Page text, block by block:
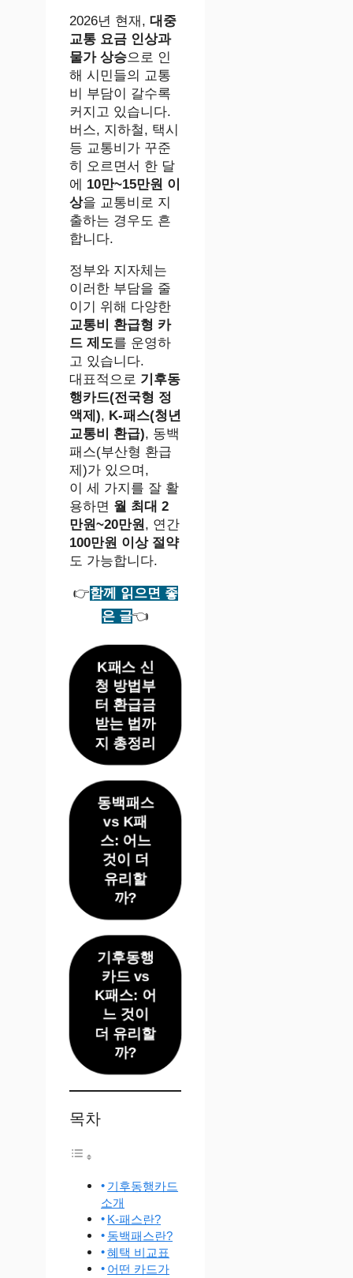
2026년 현재, 대중
교통 요금 인상과
물가 상승으로 인
해 시민들의 교통
비 부담이 갈수록
커지고 있습니다.
버스, 지하철, 택시
등 교통비가 꾸준
히 오르면서 한 달
에 10만~15만원 이
상을 교통비로 지
출하는 경우도 흔
합니다.
정부와 지자체는
이러한 부담을 줄
이기 위해 다양한
교통비 환급형 카
드 제도를 운영하
고 있습니다.
대표적으로 기후동
행카드(전국형 정
액제), K-패스(청년
교통비 환급), 동백
패스(부산형 환급
제)가 있으며,
이 세 가지를 잘 활
용하면 월 최대 2
만원~20만원 , 연간
100만원 이상 절약
도 가능합니다.
👉함께 읽으면 좋
은 글👈
K패스 신
청 방법부
터 환급금
받는 법까
지 총정리
동백패스
vs K패
스: 어느
것이 더
유리할
까?
기후동행
카드 vs
K패스: 어
느 것이
더 유리할
까?
목차
기후동행카드
소개
K-패스란?
동백패스란?
혜택 비교표
어떤 카드가